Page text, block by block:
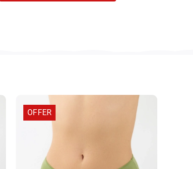
OFFER